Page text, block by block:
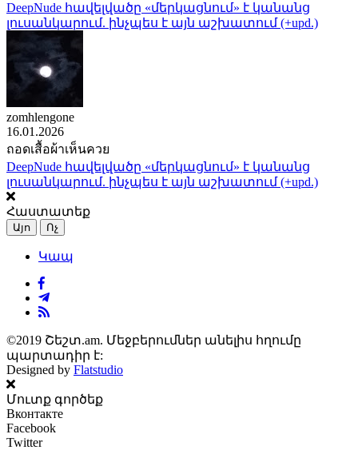
DeepNude հավելվածը «մերկացնում» է կանանց
լուսանկարում. ինչպես է այն աշխատում (+upd.)
zomhlengone
16.01.2026
ถอดเสื้อผ้าเห็นควย
DeepNude հավելվածը «մերկացնում» է կանանց
լուսանկարում. ինչպես է այն աշխատում (+upd.)
Հաստատեք
Այո Ոչ
Կապ
©2019 Շեշտ.am. Մեջբերումներ անելիս հղումը
պարտադիր է:
Designed by Flatstudio
Մուտք գործեք
Вконтакте
Facebook
Twitter